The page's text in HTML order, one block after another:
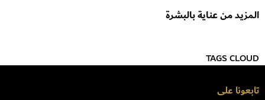
المزيد من عناية بالبشرة
TAGS CLOUD
تابعونا على